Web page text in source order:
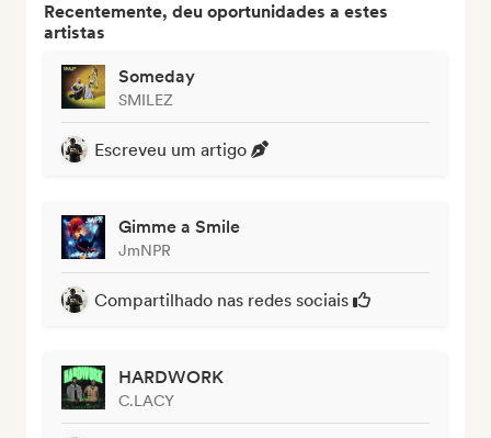
Recentemente, deu oportunidades a estes
artistas
Someday
SMILEZ
Escreveu um artigo
Gimme a Smile
JmNPR
Compartilhado nas redes sociais
HARDWORK
C.LACY